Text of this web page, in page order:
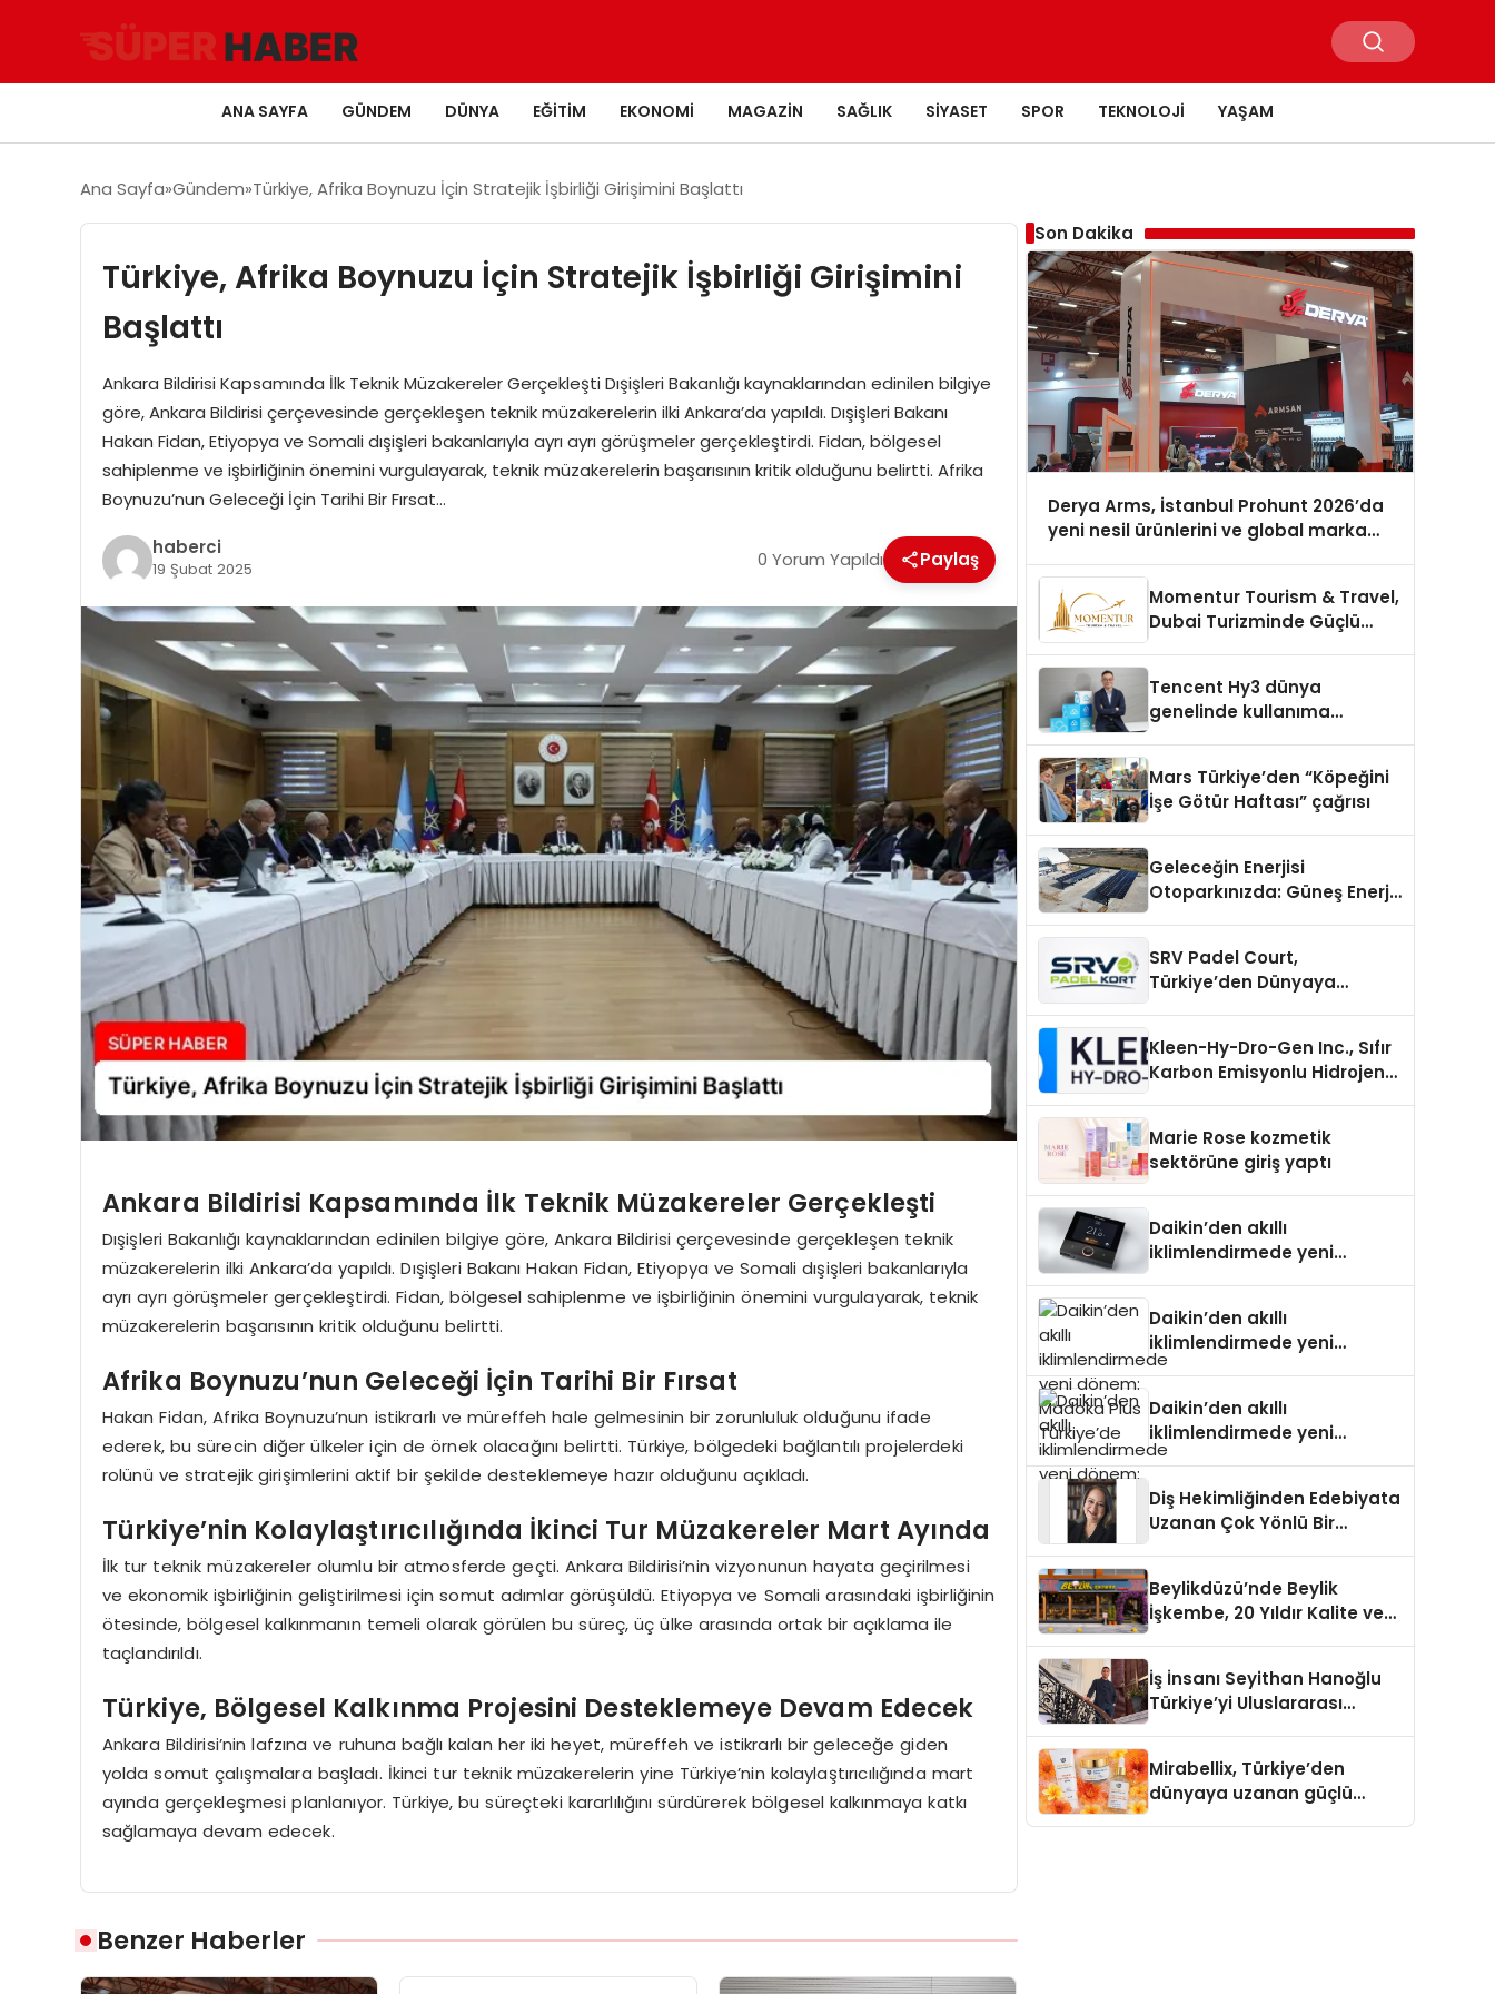
ANA SAYFA GÜNDEM DÜNYA EĞITIM EKONOMI MAGAZIN SAĞLIK SIYASET SPOR TEKNOLOJI YAŞAM
Ana Sayfa Gündem Türkiye, Afrika Boynuzu İçin Stratejik İşbirliği Girişimini Başlattı
Türkiye, Afrika Boynuzu İçin Stratejik İşbirliği Girişimini
Başlattı
Ankara Bildirisi Kapsamında İlk Teknik Müzakereler Gerçekleşti Dışişleri Bakanlığı kaynaklarından edinilen bilgiye
göre, Ankara Bildirisi çerçevesinde gerçekleşen teknik müzakerelerin ilki Ankara’da yapıldı. Dışişleri Bakanı
Hakan Fidan, Etiyopya ve Somali dışişleri bakanlarıyla ayrı ayrı görüşmeler gerçekleştirdi. Fidan, bölgesel
sahiplenme ve işbirliğinin önemini vurgulayarak, teknik müzakerelerin başarısının kritik olduğunu belirtti. Afrika
Boynuzu’nun Geleceği İçin Tarihi Bir Fırsat…
haberci
19 Şubat 2025 0 Yorum Yapıldı Paylaş
Ankara Bildirisi Kapsamında İlk Teknik Müzakereler Gerçekleşti
Dışişleri Bakanlığı kaynaklarından edinilen bilgiye göre, Ankara Bildirisi çerçevesinde gerçekleşen teknik
müzakerelerin ilki Ankara’da yapıldı. Dışişleri Bakanı Hakan Fidan, Etiyopya ve Somali dışişleri bakanlarıyla
ayrı ayrı görüşmeler gerçekleştirdi. Fidan, bölgesel sahiplenme ve işbirliğinin önemini vurgulayarak, teknik
müzakerelerin başarısının kritik olduğunu belirtti.
Afrika Boynuzu’nun Geleceği İçin Tarihi Bir Fırsat
Hakan Fidan, Afrika Boynuzu’nun istikrarlı ve müreffeh hale gelmesinin bir zorunluluk olduğunu ifade
ederek, bu sürecin diğer ülkeler için de örnek olacağını belirtti. Türkiye, bölgedeki bağlantılı projelerdeki
rolünü ve stratejik girişimlerini aktif bir şekilde desteklemeye hazır olduğunu açıkladı.
Türkiye’nin Kolaylaştırıcılığında İkinci Tur Müzakereler Mart Ayında
İlk tur teknik müzakereler olumlu bir atmosferde geçti. Ankara Bildirisi’nin vizyonunun hayata geçirilmesi
ve ekonomik işbirliğinin geliştirilmesi için somut adımlar görüşüldü. Etiyopya ve Somali arasındaki işbirliğinin
ötesinde, bölgesel kalkınmanın temeli olarak görülen bu süreç, üç ülke arasında ortak bir açıklama ile
taçlandırıldı.
Türkiye, Bölgesel Kalkınma Projesini Desteklemeye Devam Edecek
Ankara Bildirisi’nin lafzına ve ruhuna bağlı kalan her iki heyet, müreffeh ve istikrarlı bir geleceğe giden
yolda somut çalışmalara başladı. İkinci tur teknik müzakerelerin yine Türkiye’nin kolaylaştırıcılığında mart
ayında gerçekleşmesi planlanıyor. Türkiye, bu süreçteki kararlılığını sürdürerek bölgesel kalkınmaya katkı
sağlamaya devam edecek.
Benzer Haberler
Son Dakika
Derya Arms, İstanbul Prohunt 2026’da
yeni nesil ürünlerini ve global marka
Momentur Tourism & Travel,
Dubai Turizminde Güçlü
Tencent Hy3 dünya
genelinde kullanıma
Mars Türkiye’den “Köpeğini
İşe Götür Haftası” çağrısı
Geleceğin Enerjisi
Otoparkınızda: Güneş Enerjili
SRV Padel Court,
Türkiye’den Dünyaya
Kleen-Hy-Dro-Gen Inc., Sıfır
Karbon Emisyonlu Hidrojen
Aldı
Marie Rose kozmetik
sektörüne giriş yaptı
Daikin’den akıllı
iklimlendirmede yeni
Daikin’den akıllı
iklimlendirmede yeni
dönem: Madoka Plus
Daikin’den akıllı
iklimlendirmede yeni
dönem: Madoka Plus
Diş Hekimliğinden Edebiyata
Uzanan Çok Yönlü Bir
Beylikdüzü’nde Beylik
İşkembe, 20 Yıldır Kalite ve
İş İnsanı Seyithan Hanoğlu
Türkiye’yi Uluslararası
Mirabellix, Türkiye’den
dünyaya uzanan güçlü